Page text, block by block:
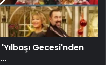
Gecesi'nden